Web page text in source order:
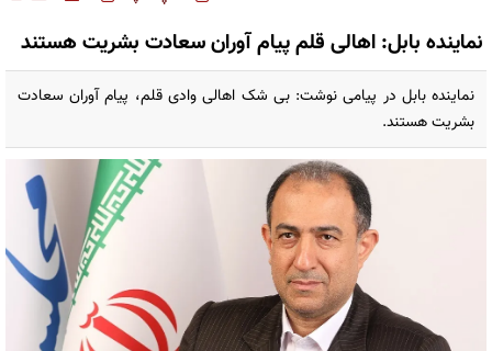
نماینده بابل: اهالی قلم پیام آوران سعادت بشریت هستند
نماینده بابل در پیامی نوشت: بی شک اهالی وادی قلم، پیام آوران سعادت
بشریت هستند.